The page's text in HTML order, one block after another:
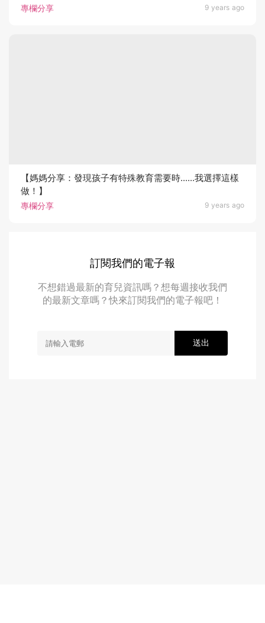
專欄分享 9 years ago
專欄分享 9 years ago
【媽媽分享：發現孩子有特殊教育需要時......我選擇這樣
做！】
訂閱我們的電子報
不想錯過最新的育兒資訊嗎？想每週接收我們
的最新文章嗎？快來訂閱我們的電子報吧！
送出